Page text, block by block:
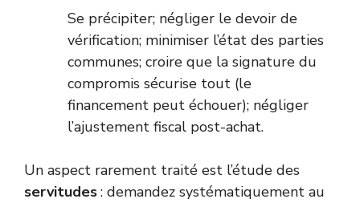
Se précipiter; négliger le devoir de
vérification; minimiser l’état des parties
communes; croire que la signature du
compromis sécurise tout (le
financement peut échouer); négliger
l’ajustement fiscal post-achat.
Un aspect rarement traité est l’étude des
servitudes: demandez systématiquement au